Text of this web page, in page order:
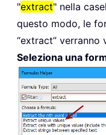
"extract" nella
questo modo, le
“extract” verranno
Seleziona una